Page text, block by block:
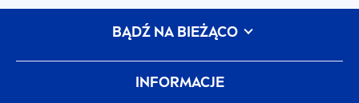
służymy pomocą.
potrzebujesz, aby sprostać potrzebom
INFORMACJE
BĄDŹ NA BIEŻĄCO